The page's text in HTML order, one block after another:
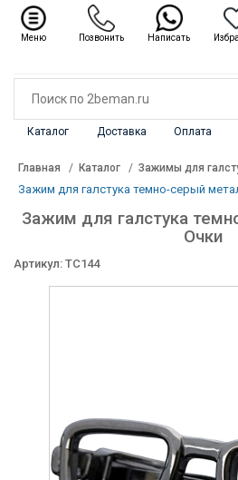
Каталог Доставка Оплата
Каталог ✖
Главная Каталог Зажимы для
Зажим для галстука темно-серый
Зажим для галстука
Очки
Артикул: TC144
Меню Позвонить Написать